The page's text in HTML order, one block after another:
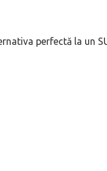
perfectă la un